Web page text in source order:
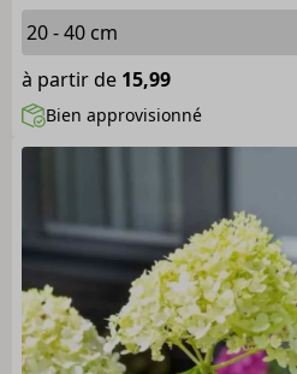
à partir de 15,99
Bien approvisionné